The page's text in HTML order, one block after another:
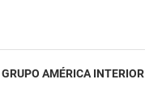
GRUPO AMÉRICA INTERIOR